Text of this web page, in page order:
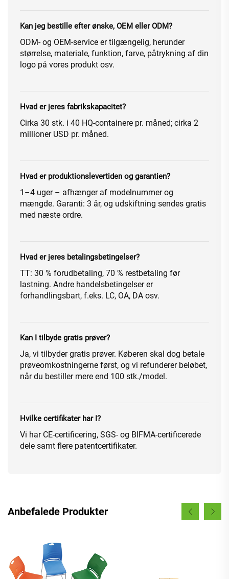
Kan jeg bestille efter ønske, OEM eller ODM?
ODM- og OEM-service er tilgængelig, herunder
størrelse, materiale, funktion, farve, påtrykning af din
logo på vores produkt osv.
Hvad er jeres fabrikskapacitet?
Cirka 30 stk. i 40 HQ-containere pr. måned; cirka 2
millioner USD pr. måned.
Hvad er produktionslevertiden og garantien?
1–4 uger – afhænger af modelnummer og
mængde. Garanti: 3 år, og udskiftning sendes gratis
med næste ordre.
Hvad er jeres betalingsbetingelser?
TT: 30 % forudbetaling, 70 % restbetaling før
lastning. Andre handelsbetingelser er
forhandlingsbart, f.eks. LC, OA, DA osv.
Kan I tilbyde gratis prøver?
Ja, vi tilbyder gratis prøver. Køberen skal dog betale
prøveomkostningerne først, og vi refunderer beløbet,
når du bestiller mere end 100 stk./model.
Hvilke certifikater har I?
Vi har CE-certificering, SGS- og BIFMA-certificerede
dele samt flere patentcertifikater.
Anbefalede Produkter